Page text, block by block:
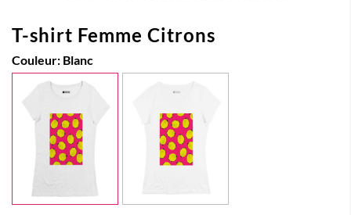
T-shirt Femme Citrons
Couleur: Blanc